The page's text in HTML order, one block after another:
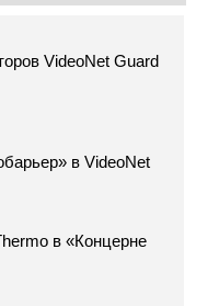
VideoNet Guard
в VideoNet
в «Концерне